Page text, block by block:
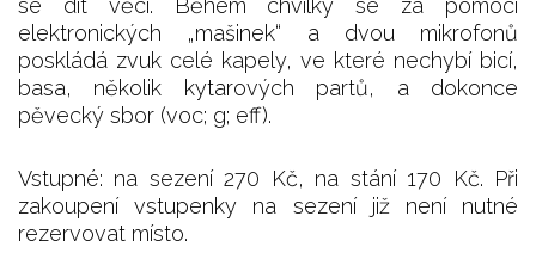
elektronických „mašinek“ a dvou mikrofonů
poskládá zvuk celé kapely, ve které nechybí bicí,
basa, několik kytarových partů, a dokonce
pěvecký sbor (voc; g; eff).
Vstupné: na sezení 270 Kč, na stání 170 Kč. Při
zakoupení vstupenky na sezení již není nutné
rezervovat místo.